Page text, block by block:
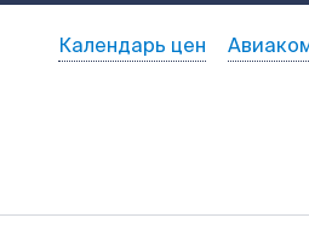
Календарь цен